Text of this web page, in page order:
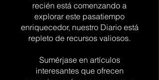
recién está comenzando a
explorar este pasatiempo
enriquecedor, nuestro Diario está
repleto de recursos valiosos.
Sumérjase en artículos
interesantes que ofrecen